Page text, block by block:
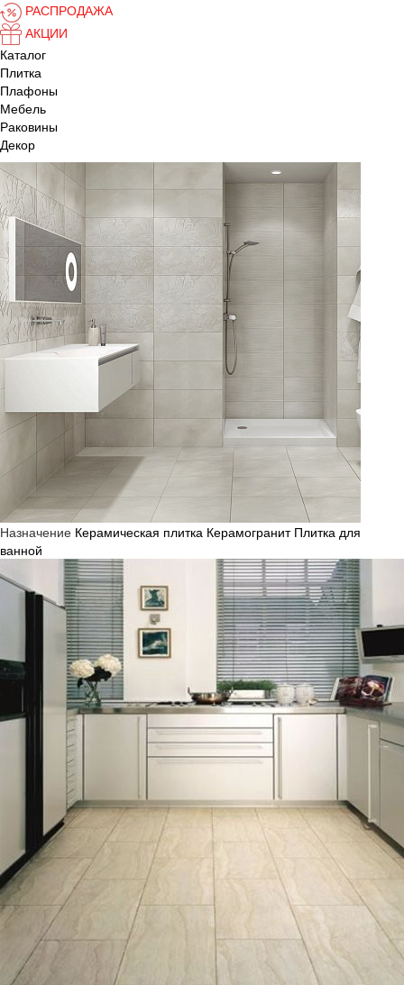
РАСПРОДАЖА
АКЦИИ
Каталог
Плитка
Плафоны
Мебель
Раковины
Декор
Назначение Керамическая плитка Керамогранит Плитка для
ванной